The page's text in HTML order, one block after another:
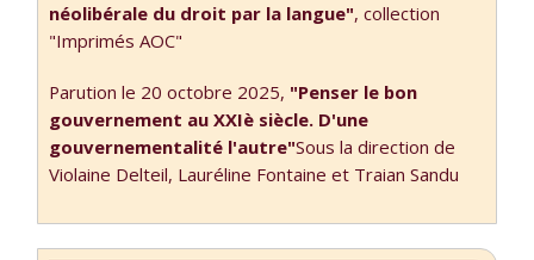
néolibérale du droit par la langue", collection
"Imprimés AOC"
Parution le 20 octobre 2025, "Penser le bon
gouvernement au XXIè siècle. D'une
gouvernementalité l'autre"Sous la direction de
Violaine Delteil, Lauréline Fontaine et Traian Sandu